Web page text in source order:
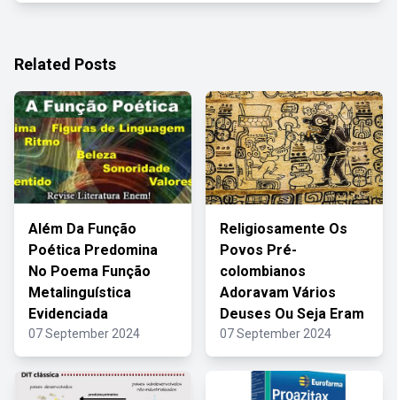
Related Posts
Além Da Função
Poética Predomina
No Poema Função
Metalinguística
Evidenciada
07 September 2024
Religiosamente Os
Povos Pré-
colombianos
Adoravam Vários
Deuses Ou Seja Eram
07 September 2024